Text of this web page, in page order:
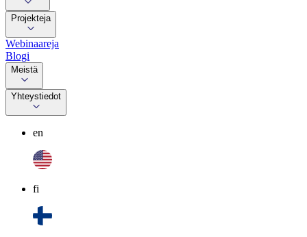
Projekteja
Webinaareja
Blogi
Meistä
Yhteystiedot
en
fi